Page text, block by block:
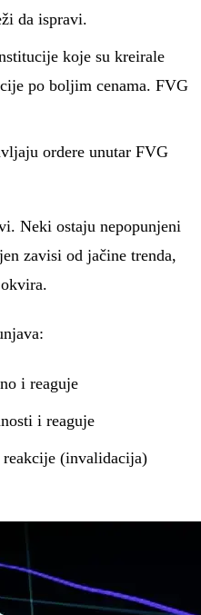
da ispravi.
koje su kreirale
po boljim cenama. FVG
ordere unutar FVG
Neki ostaju nepopunjeni
zavisi od jačine trenda,
i reaguje
i reaguje
(invalidacija)